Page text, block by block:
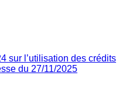
sur l’utilisation des crédits
du 27/11/2025